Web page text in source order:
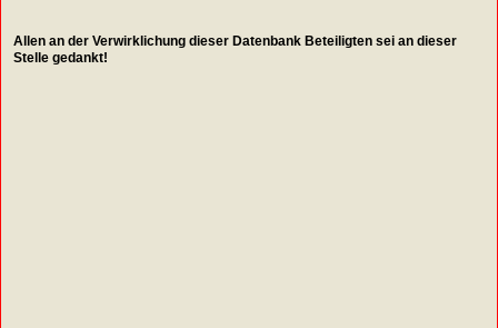
Allen an der Verwirklichung dieser Datenbank Beteiligten sei an dieser
Stelle gedankt!